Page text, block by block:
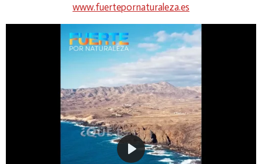
www.fuertepornaturaleza.es